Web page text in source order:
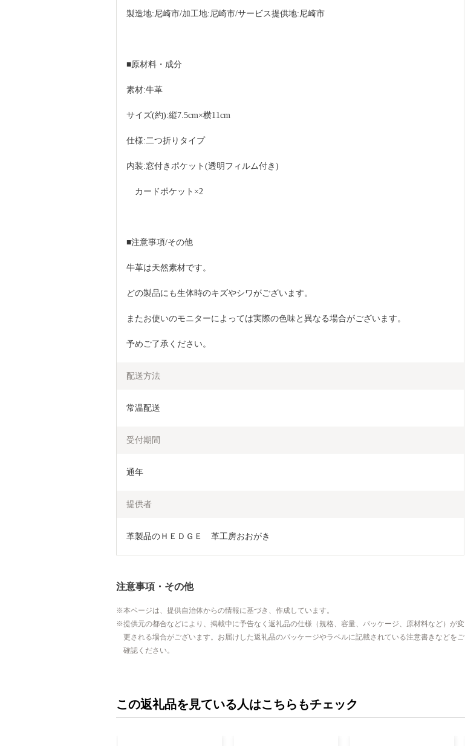
製造地:尼崎市/加工地:尼崎市/サービス提供地:尼崎市
■原材料・成分
素材:牛革
サイズ(約):縦7.5cm×横11cm
仕様:二つ折りタイプ
内装:窓付きポケット(透明フィルム付き)
カードポケット×2
■注意事項/その他
牛革は天然素材です。
どの製品にも生体時のキズやシワがございます。
またお使いのモニターによっては実際の色味と異なる場合がございます。
予めご了承ください。
配送方法
常温配送
受付期間
通年
提供者
革製品のＨＥＤＧＥ　革工房おおがき
注意事項・その他
本ページは、提供自治体からの情報に基づき、作成しています。
提供元の都合などにより、掲載中に予告なく返礼品の仕様（規格、容量、パッケージ、原材料など）が変
更される場合がございます。お届けした返礼品のパッケージやラベルに記載されている注意書きなどをご
確認ください。
この返礼品を見ている人はこちらもチェック